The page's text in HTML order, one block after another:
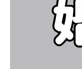
成婚までの流れ
会員様からの喜びの声